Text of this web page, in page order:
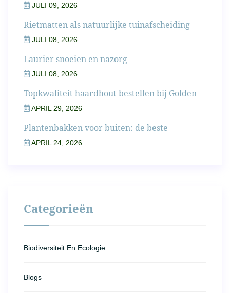
JULI 09, 2026
Rietmatten als natuurlijke tuinafscheiding
JULI 08, 2026
Laurier snoeien en nazorg
JULI 08, 2026
Topkwaliteit haardhout bestellen bij Golden
APRIL 29, 2026
Plantenbakken voor buiten: de beste
APRIL 24, 2026
Categorieën
Biodiversiteit En Ecologie
Blogs